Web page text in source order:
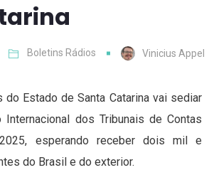
Boletins Rádios Vinicius Appel
do Estado de Santa Catarina vai sediar
Internacional dos Tribunais de Contas
esperando receber dois mil e
do Brasil e do exterior.